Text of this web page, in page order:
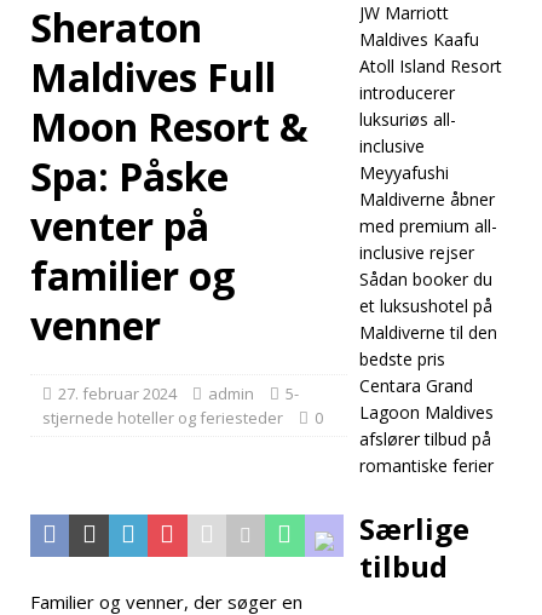
[ 30. april 2026 ]
JW Marriott
Maldives Kaafu
introducerer
inclusive
STJERNEDE
[ 30. april 2026 ]
Sheraton
Maldives Full
Moon Resort &
Spa: Påske
venter på
familier og
venner
27. februar 2024 admin
5-
stjernede hoteller og feriesteder
0
Familier og venner, der søger en
JW Marriott
Maldives Kaafu
Atoll Island Resort
introducerer
luksuriøs all-
inclusive
Meyyafushi
Maldiverne åbner
med premium all-
inclusive rejser
Sådan booker du
et luksushotel på
Maldiverne til den
bedste pris
Centara Grand
Lagoon Maldives
afslører tilbud på
romantiske ferier
Særlige
tilbud